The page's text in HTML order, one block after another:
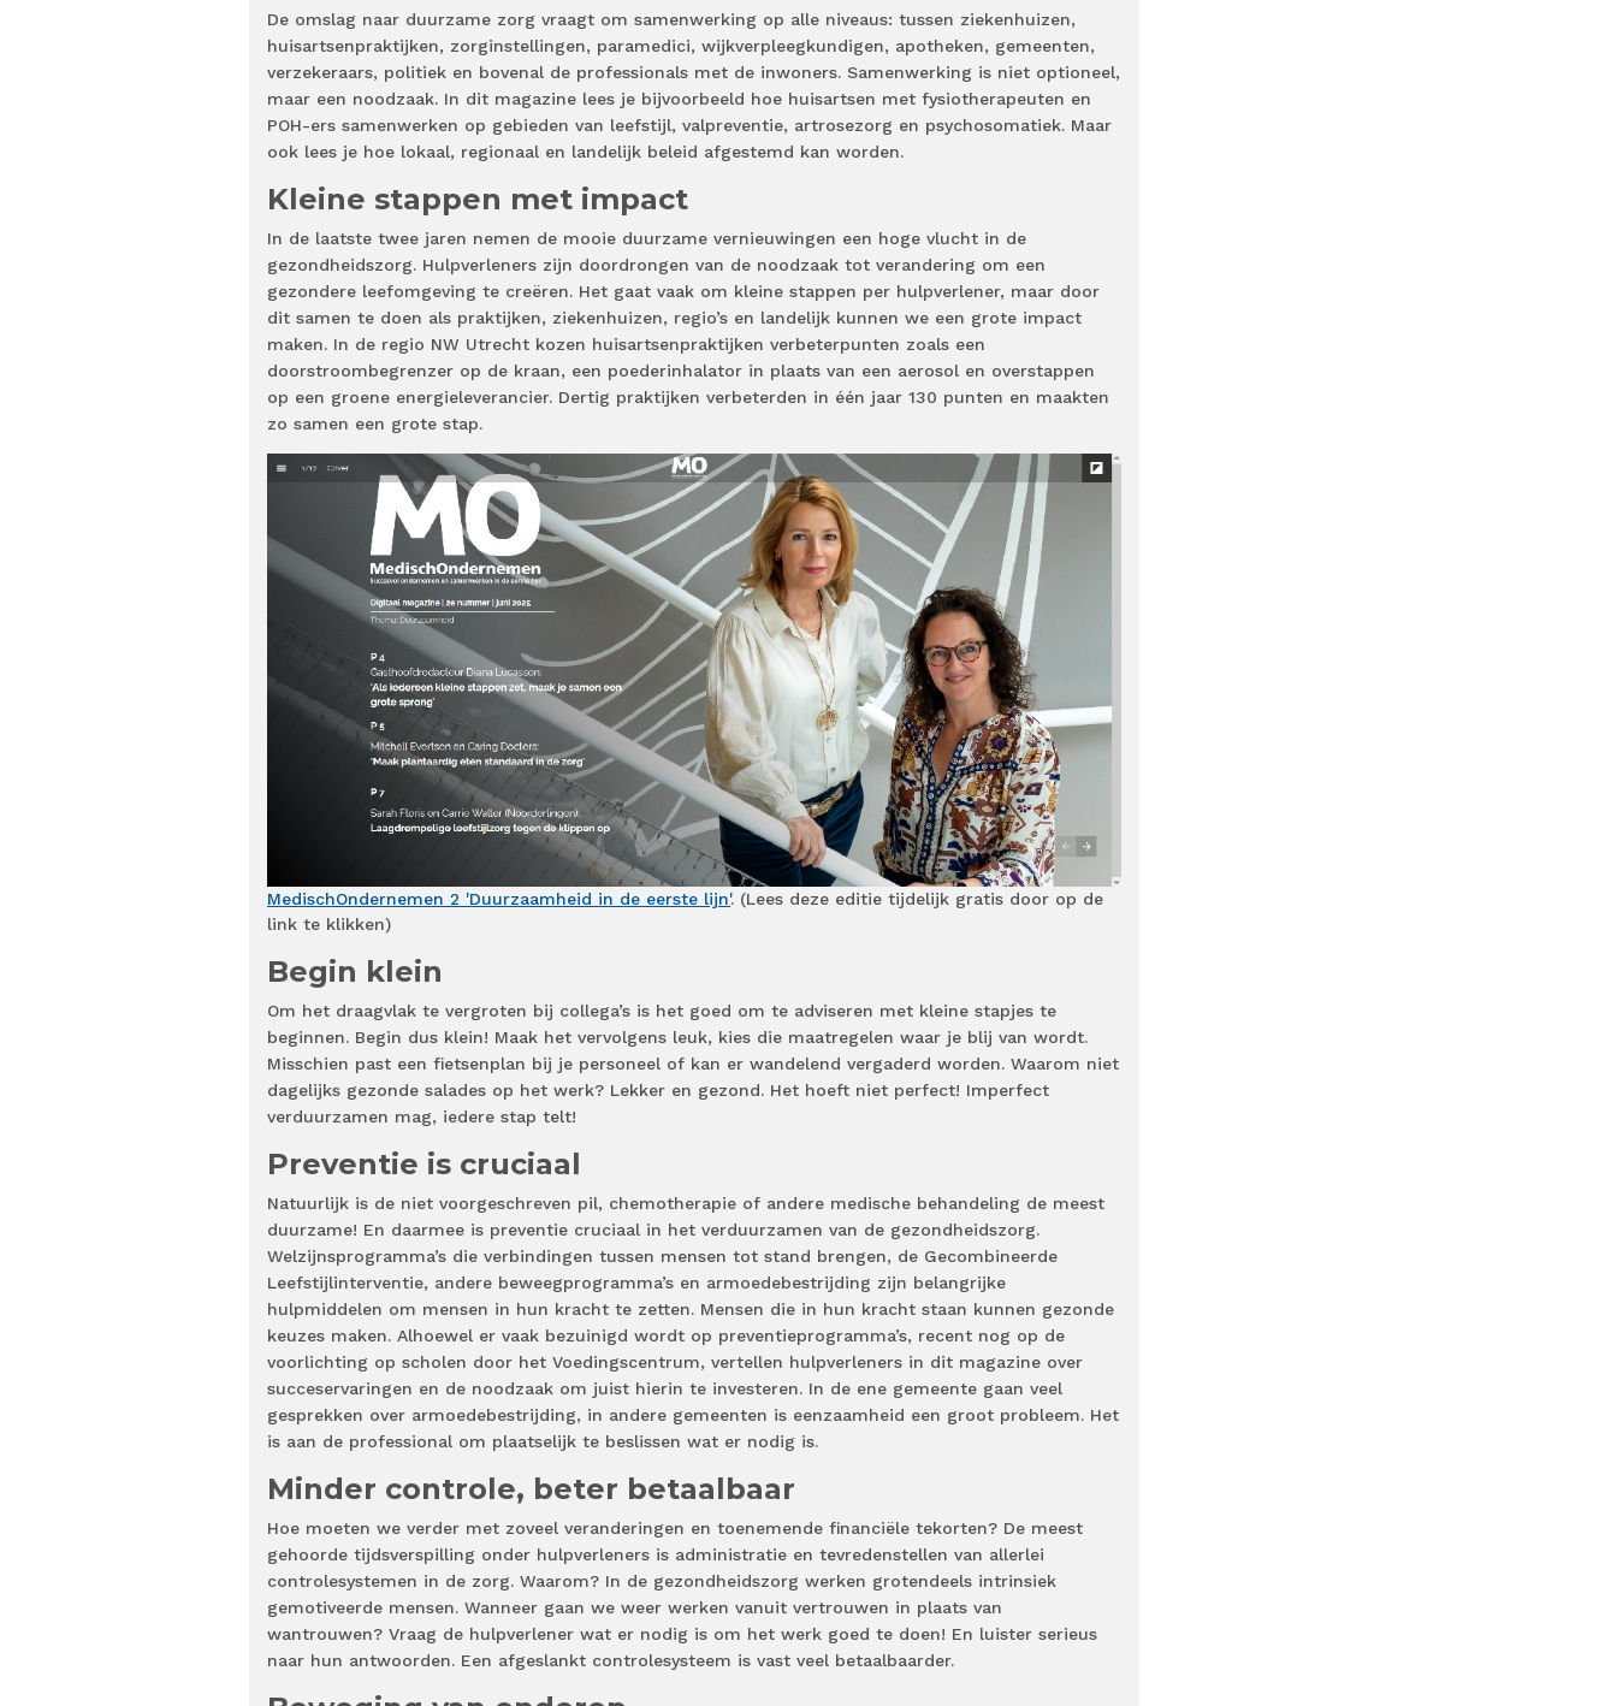
De omslag naar duurzame zorg vraagt om samenwerking op alle niveaus: tussen ziekenhuizen,
huisartsenpraktijken, zorginstellingen, paramedici, wijkverpleegkundigen, apotheken, gemeenten,
verzekeraars, politiek en bovenal de professionals met de inwoners. Samenwerking is niet optioneel,
maar een noodzaak. In dit magazine lees je bijvoorbeeld hoe huisartsen met fysiotherapeuten en
POH-ers samenwerken op gebieden van leefstijl, valpreventie, artrosezorg en psychosomatiek. Maar
ook lees je hoe lokaal, regionaal en landelijk beleid afgestemd kan worden.
Kleine stappen met impact
In de laatste twee jaren nemen de mooie duurzame vernieuwingen een hoge vlucht in de
gezondheidszorg. Hulpverleners zijn doordrongen van de noodzaak tot verandering om een
gezondere leefomgeving te creëren. Het gaat vaak om kleine stappen per hulpverlener, maar door
dit samen te doen als praktijken, ziekenhuizen, regio’s en landelijk kunnen we een grote impact
maken. In de regio NW Utrecht kozen huisartsenpraktijken verbeterpunten zoals een
doorstroombegrenzer op de kraan, een poederinhalator in plaats van een aerosol en overstappen
op een groene energieleverancier. Dertig praktijken verbeterden in één jaar 130 punten en maakten
zo samen een grote stap.
MedischOndernemen 2 'Duurzaamheid in de eerste lijn'. (Lees deze editie tijdelijk gratis door op de
link te klikken)
Begin klein
Om het draagvlak te vergroten bij collega’s is het goed om te adviseren met kleine stapjes te
beginnen. Begin dus klein! Maak het vervolgens leuk, kies die maatregelen waar je blij van wordt.
Misschien past een fietsenplan bij je personeel of kan er wandelend vergaderd worden. Waarom niet
dagelijks gezonde salades op het werk? Lekker en gezond. Het hoeft niet perfect! Imperfect
verduurzamen mag, iedere stap telt!
Preventie is cruciaal
Natuurlijk is de niet voorgeschreven pil, chemotherapie of andere medische behandeling de meest
duurzame! En daarmee is preventie cruciaal in het verduurzamen van de gezondheidszorg.
Welzijnsprogramma’s die verbindingen tussen mensen tot stand brengen, de Gecombineerde
Leefstijlinterventie, andere beweegprogramma’s en armoedebestrijding zijn belangrijke
hulpmiddelen om mensen in hun kracht te zetten. Mensen die in hun kracht staan kunnen gezonde
keuzes maken. Alhoewel er vaak bezuinigd wordt op preventieprogramma’s, recent nog op de
voorlichting op scholen door het Voedingscentrum, vertellen hulpverleners in dit magazine over
succeservaringen en de noodzaak om juist hierin te investeren. In de ene gemeente gaan veel
gesprekken over armoedebestrijding, in andere gemeenten is eenzaamheid een groot probleem. Het
is aan de professional om plaatselijk te beslissen wat er nodig is.
Minder controle, beter betaalbaar
Hoe moeten we verder met zoveel veranderingen en toenemende financiële tekorten? De meest
gehoorde tijdsverspilling onder hulpverleners is administratie en tevredenstellen van allerlei
controlesystemen in de zorg. Waarom? In de gezondheidszorg werken grotendeels intrinsiek
gemotiveerde mensen. Wanneer gaan we weer werken vanuit vertrouwen in plaats van
wantrouwen? Vraag de hulpverlener wat er nodig is om het werk goed te doen! En luister serieus
naar hun antwoorden. Een afgeslankt controlesysteem is vast veel betaalbaarder.